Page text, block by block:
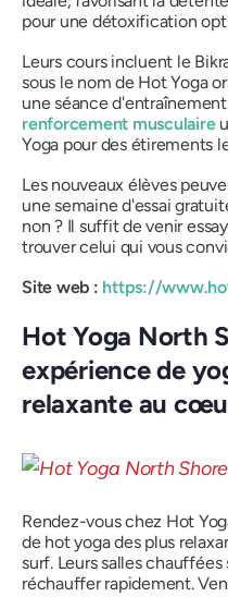
pour une détoxification
Leurs cours incluent le
sous le nom de Hot Yoga
une séance
renforcement musculaire
Yoga pour des étirements
Les nouveaux élèves
une semaine d'essai
non ? Il suffit de venir
trouver celui qui vous
Site web : https://
Hot Yoga North
expérience de
relaxante au
Rendez-vous chez Hot
de hot yoga des plus
surf. Leurs salles
réchauffer rapidement.